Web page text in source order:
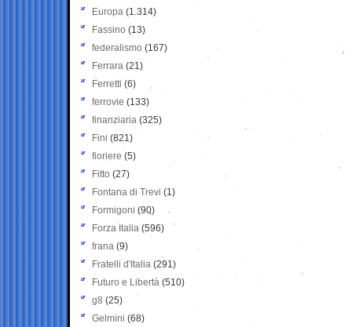
Europa (1.314)
Fassino (13)
federalismo (167)
Ferrara (21)
Ferretti (6)
ferrovie (133)
finanziaria (325)
Fini (821)
fioriere (5)
Fitto (27)
Fontana di Trevi (1)
Formigoni (90)
Forza Italia (596)
frana (9)
Fratelli d'Italia (291)
Futuro e Libertà (510)
g8 (25)
Gelmini (68)